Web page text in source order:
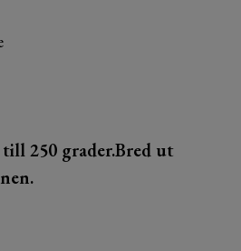
till 250 grader.Bred ut